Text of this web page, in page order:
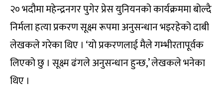
२० भदौमा महेन्द्रनगर पुगेर प्रेस युनियनको कार्यक्रममा बोल्दै
निर्मला हत्या प्रकरण सूक्ष्म रूपमा अनुसन्धान भइरहेको दाबी
लेखकले गरेका थिए । ‘यो प्रकरणलाई मैले गम्भीरतापूर्वक
लिएको छु । सूक्ष्म ढंगले अनुसन्धान हुन्छ,’ लेखकले भनेका
थिए ।